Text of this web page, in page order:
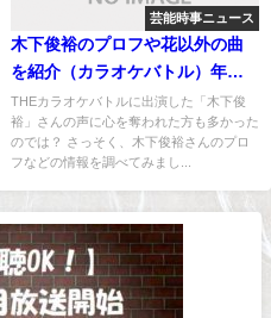
芸能時事ニュース
木下俊裕のプロフや花以外の曲
を紹介（カラオケバトル）年齢
や出身地は？
THEカラオケバトルに出演した「木下俊
裕」さんの声に心を奪われた方も多かった
のでは？ さっそく、木下俊裕さんのプロ
フなどの情報を調べてみまし...